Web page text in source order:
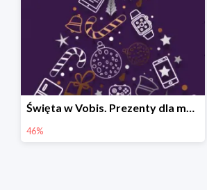
Święta w Vobis. Prezenty dla małych i dużych do -46%
46%